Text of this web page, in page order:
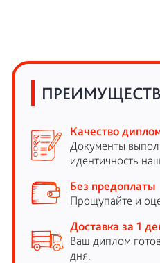
Качество
Документы
идентичность
Без предоплаты
Прощупайте и
Доставка за 1
Ваш диплом
дня.